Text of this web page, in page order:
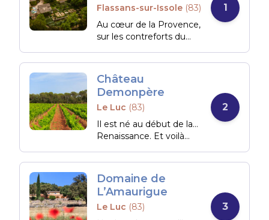
Flassans-sur-Issole (83)
Au cœur de la Provence,
sur les contreforts du
domaine de La
Commanderie de
Peyrassol est l’un des
domaines les plus
appréciés en Provence
(AOP côtes de
Provence biologique).
contemporain, ses
restaurants et chambres
d’hôtes, son histoire
1
Château
Demonpère
Le Luc (83)
Il est né au début de la…
Renaissance. Et voilà
grâce à la volonté d’Yves
Journel, chef
d’entreprise émérite,
passionné par la terre et
le vin. Le Château
2
Domaine de
L’Amaurigue
Le Luc (83)
3